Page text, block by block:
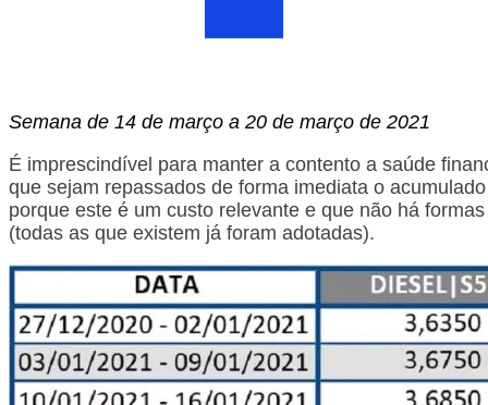
Semana de 14 de março a 20 de março de 2021
É imprescindível para manter a contento a saúde
que sejam repassados de forma imediata o
porque este é um custo relevante e que não há
(todas as que existem já foram adotadas).